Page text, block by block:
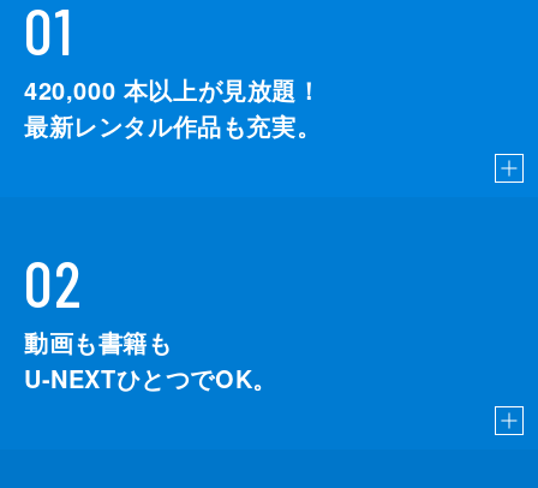
01
420,000 本以上が見放題！
最新レンタル作品も充実。
02
動画も書籍も
U-NEXTひとつでOK。